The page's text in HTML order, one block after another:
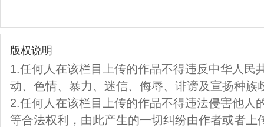
版权说明
1.任何人在该栏目上传的作品不得违反中华人民
动、色情、暴力、迷信、侮辱、诽谤及宣扬种族
2.任何人在该栏目上传的作品不得违法侵害他人
等合法权利，由此产生的一切纠纷由作者或者上